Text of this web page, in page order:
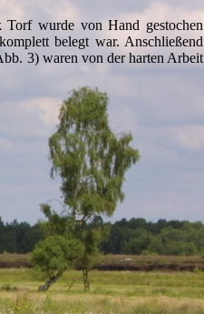
Torf wurde von Hand gestochen
belegt war. Anschließend
3) waren von der harten Arbeit